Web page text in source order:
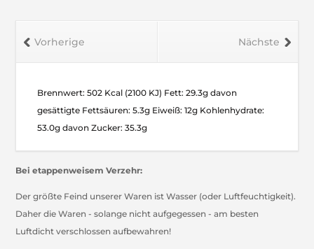
Nächste
Vorherige
Brennwert: 502 Kcal (2100 KJ) Fett: 29.3g davon
gesättigte Fettsäuren: 5.3g Eiweiß: 12g Kohlenhydrate:
53.0g davon Zucker: 35.3g
Bei etappenweisem Verzehr:
Der größte Feind unserer Waren ist Wasser (oder Luftfeuchtigkeit).
Daher die Waren - solange nicht aufgegessen - am besten
Luftdicht verschlossen aufbewahren!